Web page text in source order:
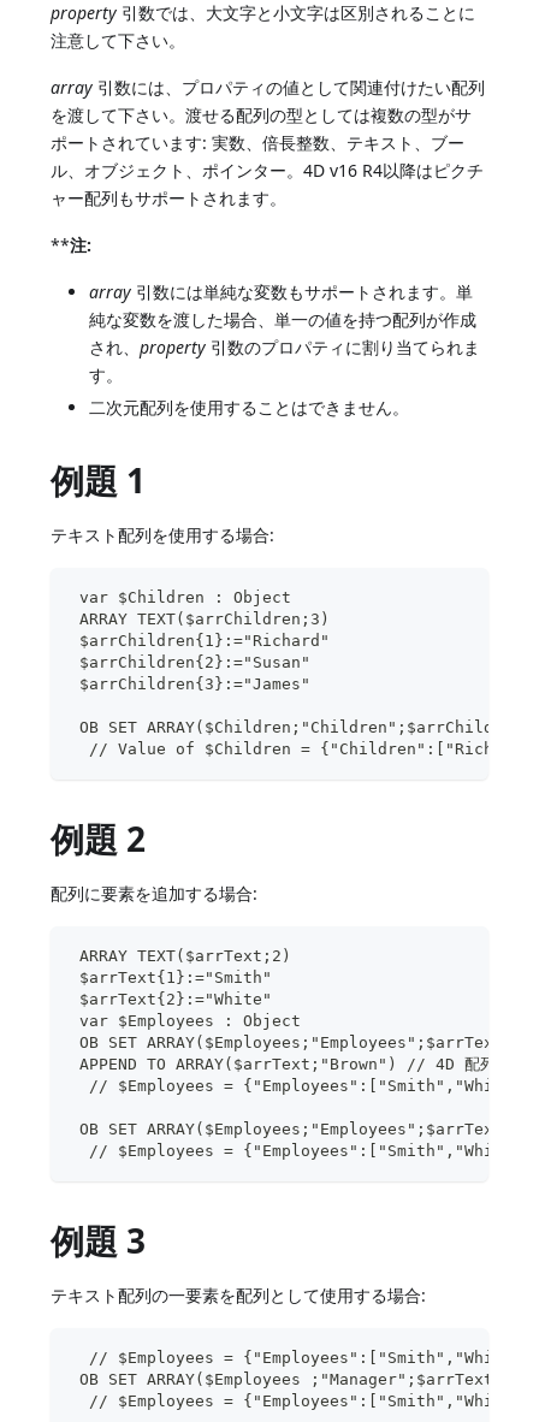
property 引数では、大文字と小文字は区別されることに
注意して下さい。
array 引数には、プロパティの値として関連付けたい配列
を渡して下さい。渡せる配列の型としては複数の型がサ
ポートされています: 実数、倍長整数、テキスト、ブー
ル、オブジェクト、ポインター。4D v16 R4以降はピクチ
ャー配列もサポートされます。
**注:
array 引数には単純な変数もサポートされます。単
純な変数を渡した場合、単一の値を持つ配列が作成
され、property 引数のプロパティに割り当てられま
す。
二次元配列を使用することはできません。
例題 1
テキスト配列を使用する場合:
var $Children : Object
ARRAY TEXT($arrChildren;3)
$arrChildren{1}:="Richard"
$arrChildren{2}:="Susan"
$arrChildren{3}:="James"
OB SET ARRAY($Children;"Children";$arrChildren)
// Value of $Children =
例題 2
配列に要素を追加する場合:
ARRAY TEXT($arrText;2)
$arrText{1}:="Smith"
$arrText{2}:="White"
var $Employees : Object
OB SET ARRAY($Employees;"Employees";$arrText)
APPEND TO ARRAY($arrText;"Brown") // 4D 配列に追
// $Employees =
OB SET ARRAY($Employees;"Employees";$arrText)
// $Employees =
例題 3
テキスト配列の一要素を配列として使用する場合:
// $Employees =
OB SET ARRAY($Employees ;"Manager";$arrText{1})
// $Employees =